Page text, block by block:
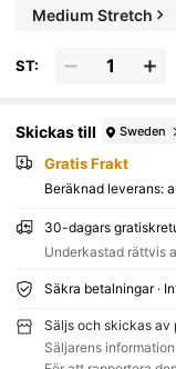
Medium Stretch
ST:
Skickas till Sweden
Gratis Frakt
Beräknad leverans:
30-dagars
Underkastad rättvis
Säkra betalningar ·
Säljs och skickas av
Säljarens